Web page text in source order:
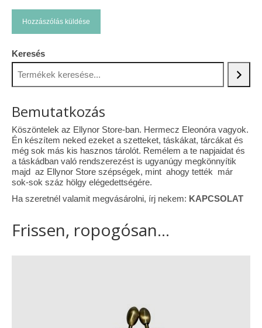
Keresés
Bemutatkozás
Köszöntelek az Ellynor Store-ban. Hermecz Eleonóra vagyok.
Én készítem neked ezeket a szetteket, táskákat, tárcákat és
még sok más kis hasznos tárolót. Remélem a te napjaidat és
a táskádban való rendszerezést is ugyanúgy megkönnyítik
majd az Ellynor Store szépségek, mint ahogy tették már
sok-sok száz hölgy elégedettségére.
Ha szeretnél valamit megvásárolni, írj nekem: KAPCSOLAT
Frissen, ropogósan...